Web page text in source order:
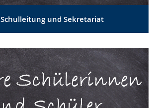
Schulleitung und Sekretariat